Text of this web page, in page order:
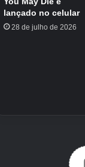
Pesquisa
quarta
subsolo,